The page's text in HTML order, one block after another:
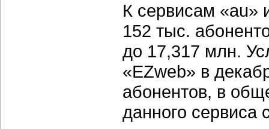
К сервисам «au»
152 тыс.
до 17,317 млн.
«EZweb» в
абонентов, в
данного сервиса